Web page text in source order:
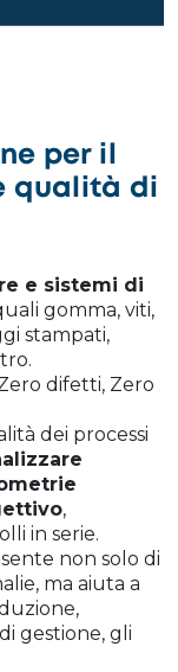
per il
qualità di
e sistemi di
gomma, viti,
stampati,
difetti, Zero
dei processi
,
in serie.
non solo di
ma aiuta a
gestione, gli